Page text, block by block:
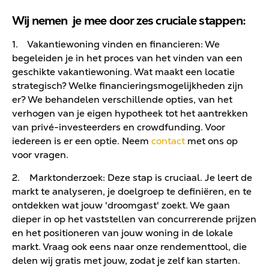
Wij nemen je mee door zes cruciale stappen:
1. Vakantiewoning vinden en financieren: We
begeleiden je in het proces van het vinden van een
geschikte vakantiewoning. Wat maakt een locatie
strategisch? Welke financieringsmogelijkheden zijn
er? We behandelen verschillende opties, van het
verhogen van je eigen hypotheek tot het aantrekken
van privé-investeerders en crowdfunding. Voor
iedereen is er een optie. Neem contactmet ons op
voor vragen.
2. Marktonderzoek: Deze stap is cruciaal. Je leert de
markt te analyseren, je doelgroep te definiëren, en te
ontdekken wat jouw 'droomgast' zoekt. We gaan
dieper in op het vaststellen van concurrerende prijzen
en het positioneren van jouw woning in de lokale
markt. Vraag ook eens naar onze rendementtool, die
delen wij gratis met jouw, zodat je zelf kan starten.